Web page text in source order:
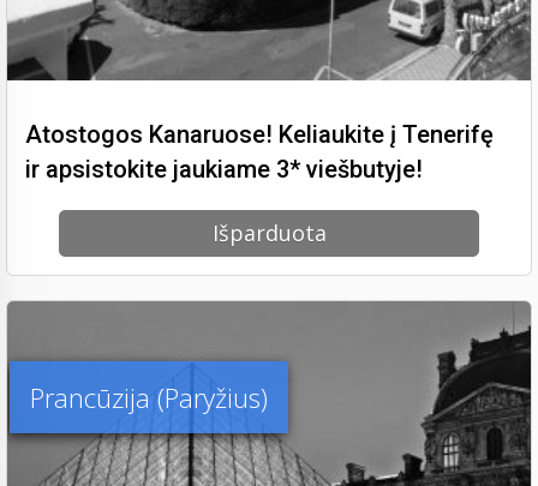
Atostogos Kanaruose! Keliaukite į Tenerifę
ir apsistokite jaukiame 3* viešbutyje!
Išparduota
Prancūzija (Paryžius)